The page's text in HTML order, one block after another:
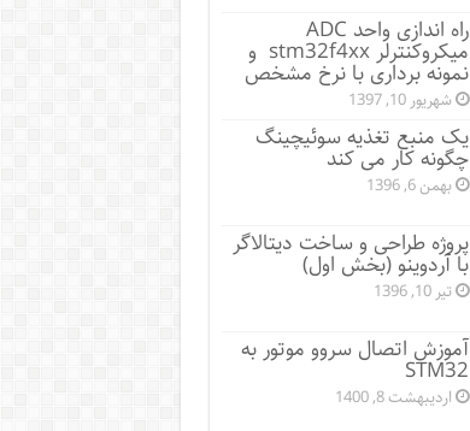
راه اندازی واحد ADC
میکروکنترلر stm32f4xx و
نمونه برداری با نرخ مشخص
شهریور 10, 1397
یک منبع تغذیه سوئیچینگ
چگونه کار می کند
بهمن 6, 1396
پروژه طراحی و ساخت دیتالاگر
با آردوینو (بخش اول)
تیر 10, 1396
آموزش اتصال سروو موتور به
STM32
اردیبهشت 8, 1400